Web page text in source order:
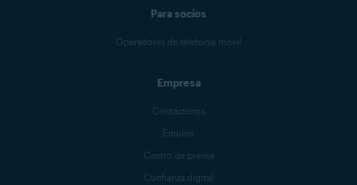
Para socios
Operadores de telefonía móvil
Empresa
Contáctenos
Empleo
Centro de prensa
Confianza digital